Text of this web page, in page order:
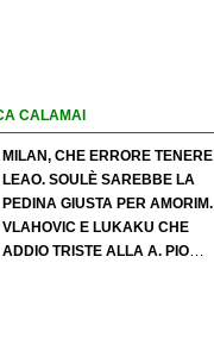
CALAMAI
MILAN, CHE ERRORE TENERE
LEAO. SOULÈ SAREBBE LA
PEDINA GIUSTA PER AMORIM.
VLAHOVIC E LUKAKU CHE
ADDIO TRISTE ALLA A. PIO